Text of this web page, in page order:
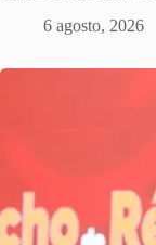
6 agosto, 2026